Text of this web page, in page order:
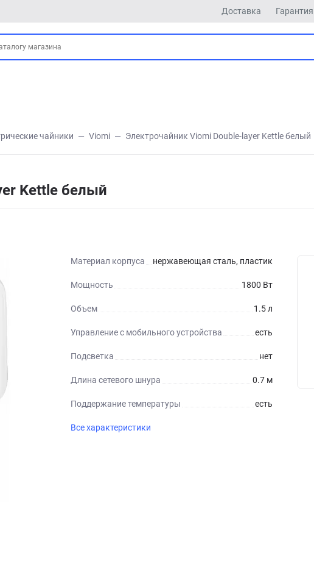
Доставка Гарантия
чайники Viomi Электрочайник Viomi Double-layer Kettle белый
Kettle белый
Материал корпуса нержавеющая сталь, пластик
Мощность 1800 Вт
Объем 1.5 л
Управление с мобильного устройства есть
Подсветка нет
Длина сетевого шнура 0.7 м
Поддержание температуры есть
Все характеристики